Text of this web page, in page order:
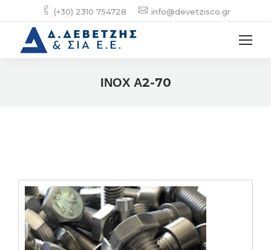
(+30) 2310 754728 info@devetzisco.gr
ΙΝΟΧ Α2-70